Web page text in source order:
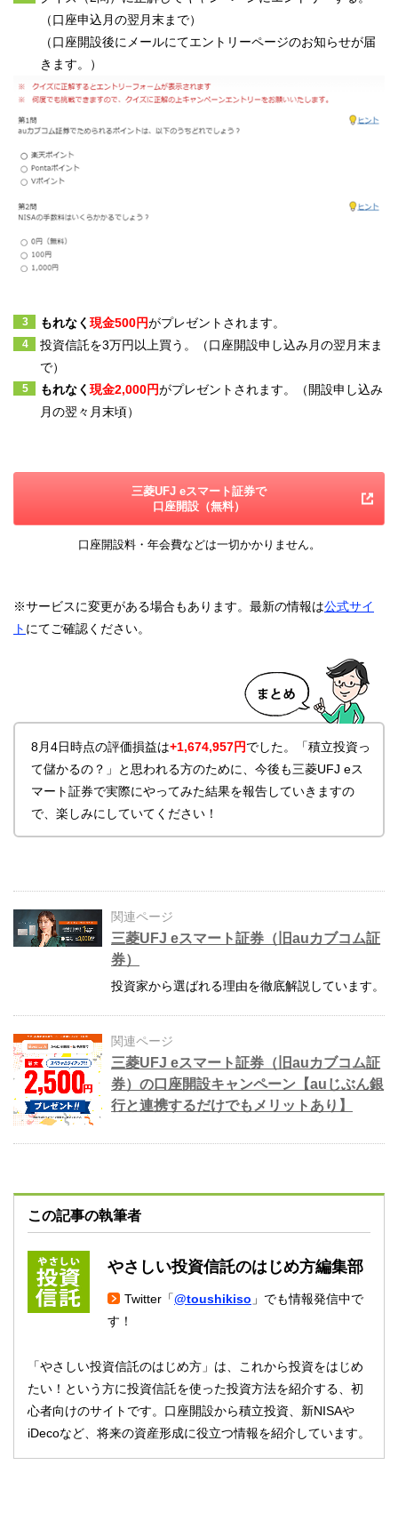
（口座申込月の翌月末まで）
（口座開設後にメールにてエントリーページのお知らせが届
きます。）
もれなく 現金500円がプレゼントされます。
投資信託を3万円以上買う。（口座開設申し込み月の翌月末ま
で）
もれなく 現金2,000円がプレゼントされます。（開設申し込み
月の翌々月末頃）
三菱UFJ eスマート証券で
口座開設（無料）
口座開設料・年会費などは一切かかりません。
※サービスに変更がある場合もあります。最新の情報は公式サイ
ト にてご確認ください。
8月4日時点の評価損益は+1,674,957円でした。「積立投資っ
て儲かるの？」と思われる方のために、今後も三菱UFJ eス
マート証券で実際にやってみた結果を報告していきますの
で、楽しみにしていてください！
関連ページ
三菱UFJ eスマート証券（旧auカブコム証
券）
投資家から選ばれる理由を徹底解説しています。
関連ページ
三菱UFJ eスマート証券（旧auカブコム証
券）の口座開設キャンペーン【auじぶん銀
行と連携するだけでもメリットあり】
この記事の執筆者
やさしい投資信託のはじめ方編集部
Twitter「@toushikiso 」でも情報発信中で
す！
「やさしい投資信託のはじめ方」は、これから投資をはじめ
たい！という方に投資信託を使った投資方法を紹介する、初
心者向けのサイトです。口座開設から積立投資、新NISAや
iDecoなど、将来の資産形成に役立つ情報を紹介しています。